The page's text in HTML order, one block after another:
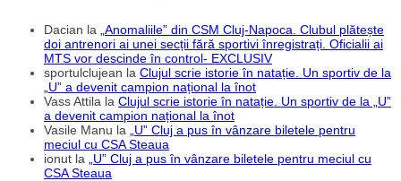
Dacian la
„Anomaliile” din CSM Cluj-Napoca. Clubul plătește
doi antrenori ai unei secții fără sportivi înregistrați. Oficialii ai
MTS vor descinde în control- EXCLUSIV
sportulclujean la Clujul scrie istorie în natație. Un sportiv de la
„U” a devenit campion național la înot
Vass Attila la Clujul scrie istorie în natație. Un sportiv de la „U”
a devenit campion național la înot
Vasile Manu la
„U” Cluj a pus în vânzare biletele pentru
meciul cu CSA Steaua
ionut la
„U” Cluj a pus în vânzare biletele pentru meciul cu
CSA Steaua